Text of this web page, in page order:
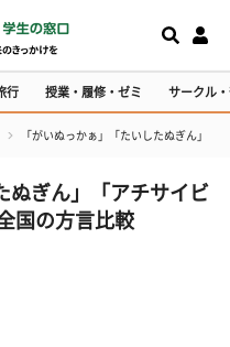
行 授業・履修・ゼミ サークル
「がいぬっかぁ」「たいしたぬぎん」「
ぬぎん」「アチサイビ
国の方言比較